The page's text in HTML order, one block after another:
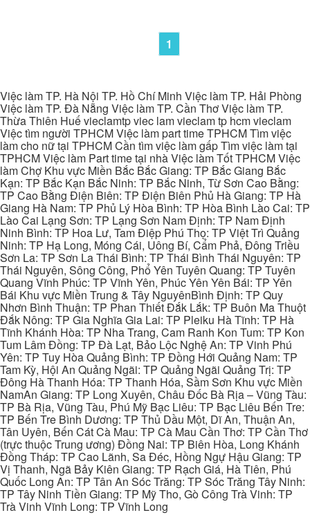
1
Việc làm TP. Hà Nội TP. Hồ Chí Minh Việc làm TP. Hải Phòng
Việc làm TP. Đà Nẵng Việc làm TP. Cần Thơ Việc làm TP.
Thừa Thiên Huế vieclamtp viec lam vieclam tp hcm vieclam
Việc tìm người TPHCM Việc làm part time TPHCM Tìm việc
làm cho nữ tại TPHCM Cần tìm việc làm gấp Tìm việc làm tại
TPHCM Việc làm Part time tại nhà Việc làm Tốt TPHCM Việc
làm Chợ Khu vực Miền Bắc Bắc Giang: TP Bắc Giang Bắc
Kạn: TP Bắc Kạn Bắc Ninh: TP Bắc Ninh, Từ Sơn Cao Bằng:
TP Cao Bằng Điện Biên: TP Điện Biên Phủ Hà Giang: TP Hà
Giang Hà Nam: TP Phủ Lý Hòa Bình: TP Hòa Bình Lào Cai: TP
Lào Cai Lạng Sơn: TP Lạng Sơn Nam Định: TP Nam Định
Ninh Bình: TP Hoa Lư, Tam Điệp Phú Thọ: TP Việt Trì Quảng
Ninh: TP Hạ Long, Móng Cái, Uông Bí, Cẩm Phả, Đông Triều
Sơn La: TP Sơn La Thái Bình: TP Thái Bình Thái Nguyên: TP
Thái Nguyên, Sông Công, Phổ Yên Tuyên Quang: TP Tuyên
Quang Vĩnh Phúc: TP Vĩnh Yên, Phúc Yên Yên Bái: TP Yên
Bái Khu vực Miền Trung & Tây NguyênBình Định: TP Quy
Nhơn Bình Thuận: TP Phan Thiết Đắk Lắk: TP Buôn Ma Thuột
Đắk Nông: TP Gia Nghĩa Gia Lai: TP Pleiku Hà Tĩnh: TP Hà
Tĩnh Khánh Hòa: TP Nha Trang, Cam Ranh Kon Tum: TP Kon
Tum Lâm Đồng: TP Đà Lạt, Bảo Lộc Nghệ An: TP Vinh Phú
Yên: TP Tuy Hòa Quảng Bình: TP Đồng Hới Quảng Nam: TP
Tam Kỳ, Hội An Quảng Ngãi: TP Quảng Ngãi Quảng Trị: TP
Đông Hà Thanh Hóa: TP Thanh Hóa, Sầm Sơn Khu vực Miền
NamAn Giang: TP Long Xuyên, Châu Đốc Bà Rịa – Vũng Tàu:
TP Bà Rịa, Vũng Tàu, Phú Mỹ Bạc Liêu: TP Bạc Liêu Bến Tre:
TP Bến Tre Bình Dương: TP Thủ Dầu Một, Dĩ An, Thuận An,
Tân Uyên, Bến Cát Cà Mau: TP Cà Mau Cần Thơ: TP Cần Thơ
(trực thuộc Trung ương) Đồng Nai: TP Biên Hòa, Long Khánh
Đồng Tháp: TP Cao Lãnh, Sa Đéc, Hồng Ngự Hậu Giang: TP
Vị Thanh, Ngã Bảy Kiên Giang: TP Rạch Giá, Hà Tiên, Phú
Quốc Long An: TP Tân An Sóc Trăng: TP Sóc Trăng Tây Ninh:
TP Tây Ninh Tiền Giang: TP Mỹ Tho, Gò Công Trà Vinh: TP
Trà Vinh Vĩnh Long: TP Vĩnh Long